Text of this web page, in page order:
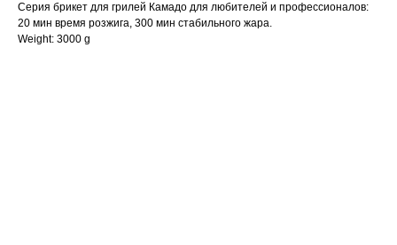
Серия брикет для грилей Камадо для любителей и профессионалов:
20 мин время розжига, 300 мин стабильного жара.
Weight: 3000 g